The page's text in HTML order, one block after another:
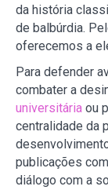
da história
de balbúrdia.
oferecemos a
Para defender
combater a
universitária ou
centralidade da
publicações
diálogo com a